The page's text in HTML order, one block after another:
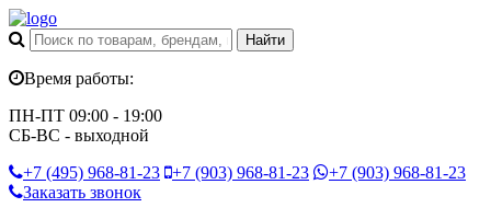
Время работы:
ПН-ПТ 09:00 - 19:00
СБ-ВС - выходной
+7 (495) 968-81-23 +7 (903) 968-81-23 +7 (903) 968-81-23
Заказать звонок